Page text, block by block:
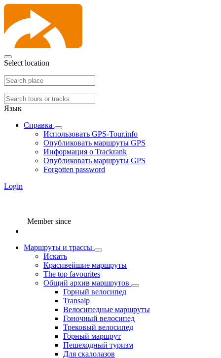
Select location
Язык
Справка
Использовать GPS-Tour.info
Опубликовать маршруты GPS
Информация о Trackrank
Опубликовать маршруты GPS
Forgotten password
Login
Member since
Маршруты и трассы
Искать
Красивейшие маршруты
The top favourites
Общий архив маршрутов
Горный велосипед
Transalp
Велосипедные маршруты
Гоночный велосипед
Трековый велосипед
Горный маршрут
Пешеходный туризм
Для скалолазов